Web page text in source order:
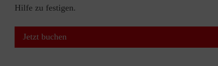
Hilfe zu festigen.
Jetzt buchen